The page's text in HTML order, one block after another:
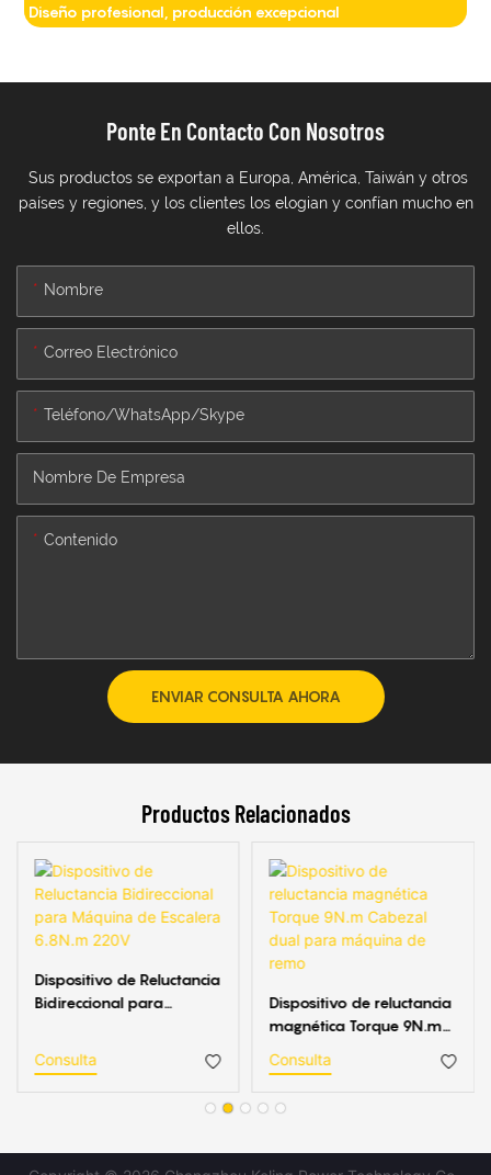
Diseño profesional, producción excepcional
Ponte En Contacto Con Nosotros
Sus productos se exportan a Europa, América, Taiwán y otros
países y regiones, y los clientes los elogian y confían mucho en
ellos.
Nombre
Correo Electrónico
Teléfono/WhatsApp/Skype
Nombre De Empresa
Contenido
ENVIAR CONSULTA AHORA
Productos Relacionados
Dispositivo de Reluctancia
Bidireccional para
Consulta
Dispositivo de reluctancia
magnética Torque 9N.m
máquina de remo
Consulta